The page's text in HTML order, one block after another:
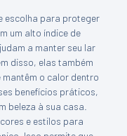
escolha para proteger
um alto índice de
a manter seu lar
disso, elas também
mantêm o calor dentro
benefícios práticos,
beleza à sua casa.
e estilos para